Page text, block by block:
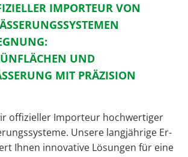
IMPORTEUR VON
UND
MIT PRÄZISION
of­fi­zi­el­ler Im­por­teur hoch­wer­ti­ger
Un­se­re lang­jäh­ri­ge Er­
Ihnen in­no­va­ti­ve Lö­sun­gen für eine